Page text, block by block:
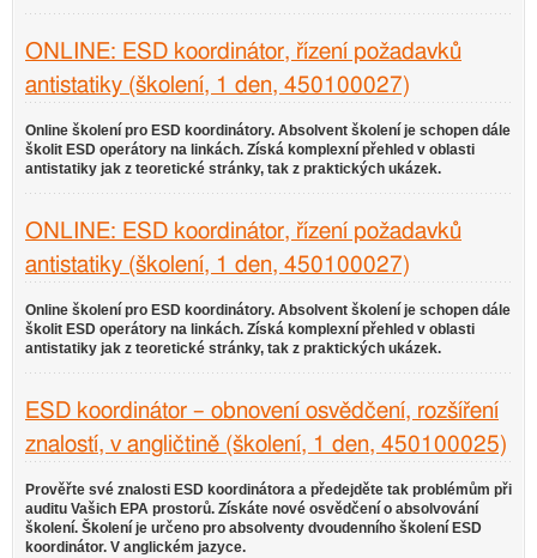
ONLINE: ESD koordinátor, řízení požadavků
antistatiky (školení, 1 den, 450100027)
Online školení pro ESD koordinátory. Absolvent školení je schopen dále
školit ESD operátory na linkách. Získá komplexní přehled v oblasti
antistatiky jak z teoretické stránky, tak z praktických ukázek.
ONLINE: ESD koordinátor, řízení požadavků
antistatiky (školení, 1 den, 450100027)
Online školení pro ESD koordinátory. Absolvent školení je schopen dále
školit ESD operátory na linkách. Získá komplexní přehled v oblasti
antistatiky jak z teoretické stránky, tak z praktických ukázek.
ESD koordinátor – obnovení osvědčení, rozšíření
znalostí, v angličtině (školení, 1 den, 450100025)
Prověřte své znalosti ESD koordinátora a předejděte tak problémům při
auditu Vašich EPA prostorů. Získáte nové osvědčení o absolvování
školení. Školení je určeno pro absolventy dvoudenního školení ESD
koordinátor. V anglickém jazyce.